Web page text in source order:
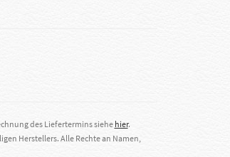
des Liefertermins siehe hier.
Herstellers. Alle Rechte an Namen,